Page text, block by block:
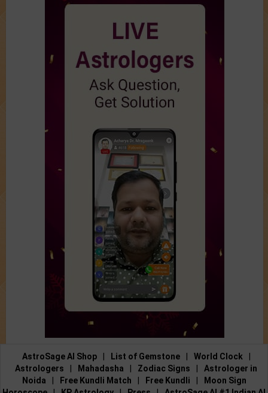
AstroSage AI Shop List of Gemstone World Clock
Astrologers
Mahadasha Zodiac Signs
Astrologer in
Noida
Free Kundli Match Free Kundli
Moon Sign